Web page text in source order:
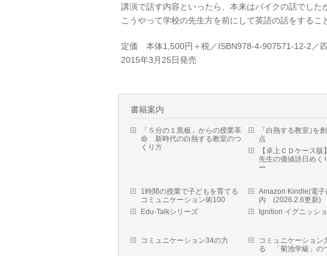
講演で話す内容といったら、本来はバイクの話でした
こうやって学校の先生方を前にして英語の話をするこ
定価 本体1,500円＋税／ISBN978-4-907571-12-2／
2015年3月25日発売
書籍案内
「５分の１黒板」からの授業革
命 新時代の白熱する教室のつ
くり方
「白熱する教室｣を
点
【卓上ＣＤケース版
先生の価値語日めく
ー
1時間の授業で子どもを育てる
コミュニケーション術100
Amazon Kindle(電子
内 (2026.2.6更新)
Edu-Talkシリーズ
Ignition イグニッシ
コミュニケーション34の力
コミュニケーション
る 「菊池学級」の